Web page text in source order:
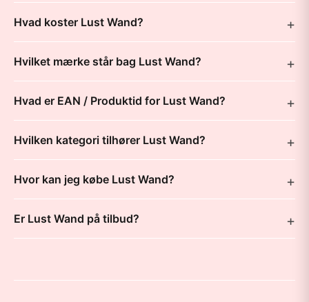
Hvad koster Lust Wand?
Hvilket mærke står bag Lust Wand?
Hvad er EAN / Produktid for Lust Wand?
Hvilken kategori tilhører Lust Wand?
Hvor kan jeg købe Lust Wand?
Er Lust Wand på tilbud?